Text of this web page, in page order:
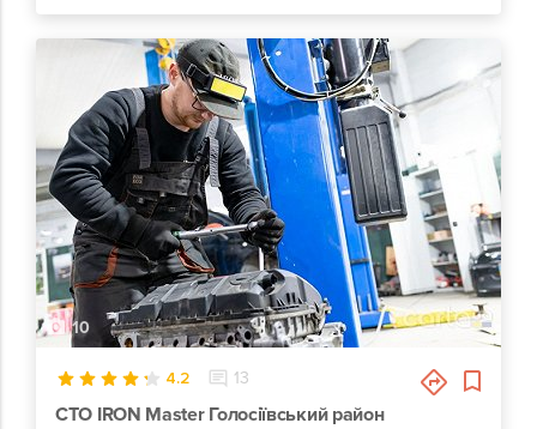
10
4.2 13
СТО IRON Master Голосіївський район